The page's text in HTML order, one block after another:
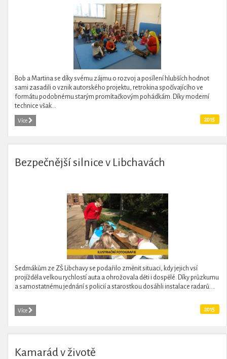
Bob a Martina se díky svému zájmu o rozvoj a posílení hlubších hodnot
sami zasadili o vznik autorského projektu, retrokina spočívajícího ve
formátu podobnému starým promítačkovým pohádkám. Díky moderní
technice však...
Více 2015
Bezpečnější silnice v Libchavách
Sedmákům ze ZŠ Libchavy se podařilo změnit situaci, kdy jejich vsí
projížděla velkou rychlostí auta a ohrožovala děti i dospělé. Díky průzkumu
a samostatnému jednání s policií a starostkou dosáhli instalace radarů....
Více 2015
Kamarád v životě